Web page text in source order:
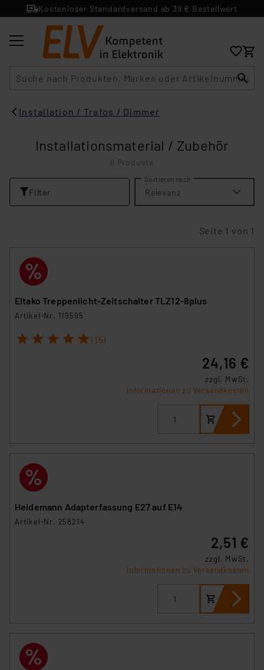
Kostenloser Standardversand ab 39 € Bestellwert
Installation / Trafos / Dimmer
Installationsmaterial / Zubehör
6 Produkte
Filter
Sortieren nach
Relevanz
Seite 1 von 1
Eltako Treppenlicht-Zeitschalter TLZ12-8plus
Artikel-Nr. 119595
1 2 3 4 5 (15)
24,16 €
zzgl. MwSt.
Informationen zu Versandkosten
Heidemann Adapterfassung E27 auf E14
Artikel-Nr. 258214
2,51 €
zzgl. MwSt.
Informationen zu Versandkosten